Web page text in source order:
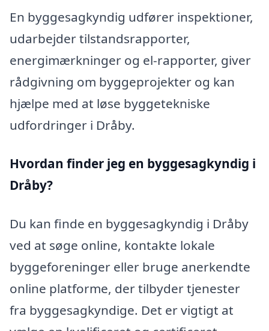
En byggesagkyndig udfører inspektioner,
udarbejder tilstandsrapporter,
energimærkninger og el-rapporter, giver
rådgivning om byggeprojekter og kan
hjælpe med at løse byggetekniske
udfordringer i Dråby.
Hvordan finder jeg en byggesagkyndig i
Dråby?
Du kan finde en byggesagkyndig i Dråby
ved at søge online, kontakte lokale
byggeforeninger eller bruge anerkendte
online platforme, der tilbyder tjenester
fra byggesagkyndige. Det er vigtigt at